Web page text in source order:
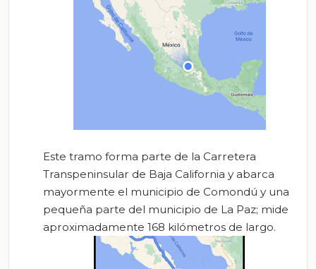
Este tramo forma parte de la Carretera
Transpeninsular de Baja California y abarca
mayormente el municipio de Comondú y una
pequeña parte del municipio de La Paz; mide
aproximadamente 168 kilómetros de largo.